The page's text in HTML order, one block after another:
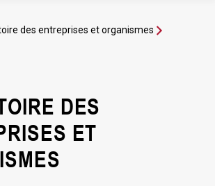
des entreprises et organismes
DES
ET